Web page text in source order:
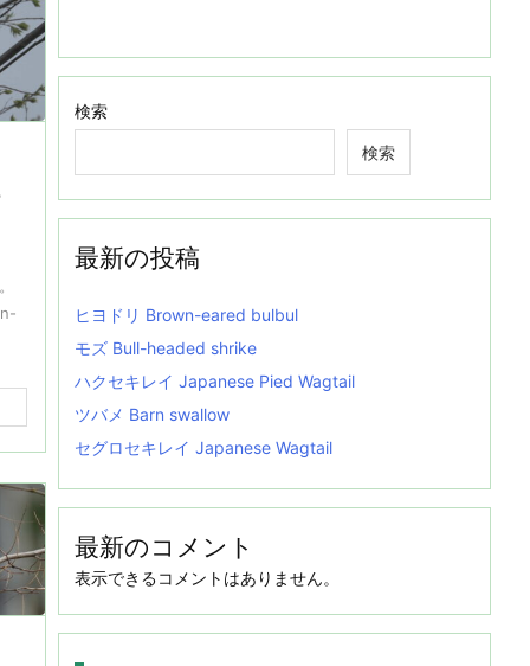
検索
検索
最新の投稿
ヒヨドリ Brown-eared bulbul
モズ Bull-headed shrike
ハクセキレイ Japanese Pied Wagtail
ツバメ Barn swallow
セグロセキレイ Japanese Wagtail
最新のコメント
表示できるコメントはありません。